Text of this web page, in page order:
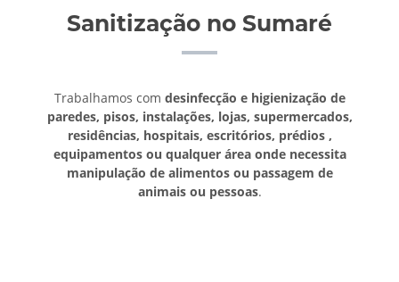
Sanitização no Sumaré
Trabalhamos com desinfecção e higienização de
paredes, pisos, instalações, lojas, supermercados,
residências, hospitais, escritórios, prédios ,
equipamentos ou qualquer área onde necessita
manipulação de alimentos ou passagem de
animais ou pessoas.